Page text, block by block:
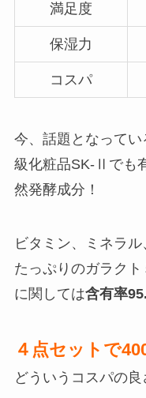
満足度
保湿力
コスパ
今、話題となってい
級化粧品SK-Ⅱでも
然発酵成分！
ビタミン、ミネラ
たっぷりのガラクト
に関しては含有率
４点セットで
どういうコスパの良